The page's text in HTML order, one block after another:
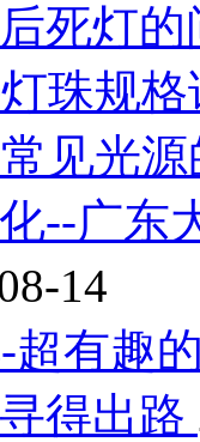
死灯的
珠规
见光
--广东
14
超有趣
得出路